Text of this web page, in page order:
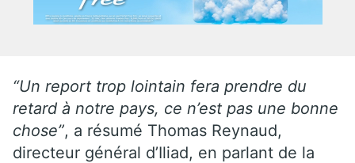
“Un report trop lointain fera prendre du
retard à notre pays, ce n’est pas une bonne
chose”, a résumé Thomas Reynaud,
directeur général d’Iliad, en parlant de la